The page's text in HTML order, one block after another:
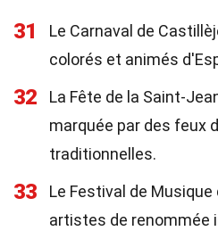
31
Le Carnaval de
colorés et animés
32
La Fête de la Saint-
marquée par des feux
traditionnelles.
33
Le Festival de
artistes de renommée